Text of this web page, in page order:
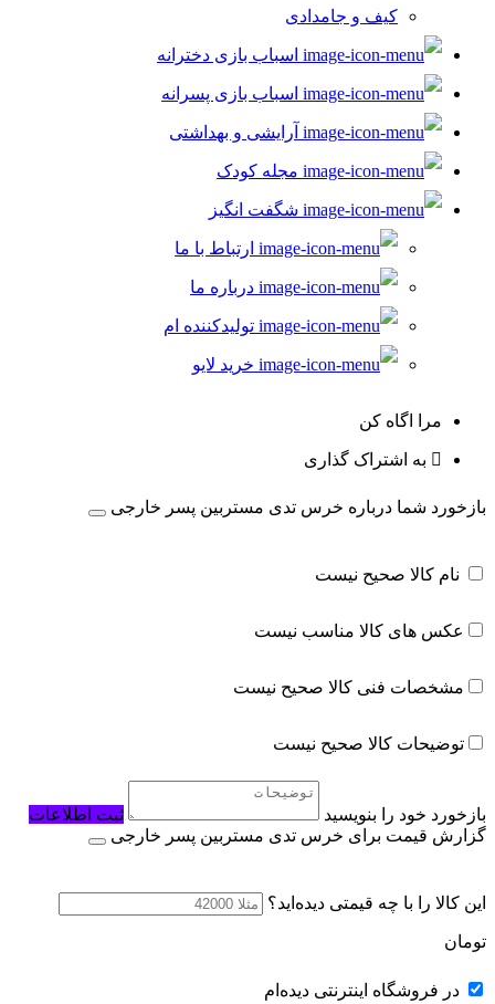
کیف و جامدادی
اسباب بازی دخترانه
اسباب بازی پسرانه
آرایشی و بهداشتی
مجله کودک
شگفت انگیز
ارتباط با ما
درباره ما
تولیدکننده ام
خرید لایو
مرا اگاه کن
به اشتراک گذاری
بازخورد شما درباره خرس تدی مستربین پسر خارجی
نام کالا صحیح نیست
عکس های کالا مناسب نیست
مشخصات فنی کالا صحیح نیست
توضیحات کالا صحیح نیست
بازخورد خود را بنویسید
ثبت اطلاعات
گزارش قیمت برای خرس تدی مستربین پسر خارجی
این کالا را با چه قیمتی دیده‌اید؟
تومان
در فروشگاه اینترنتی دیده‌ام